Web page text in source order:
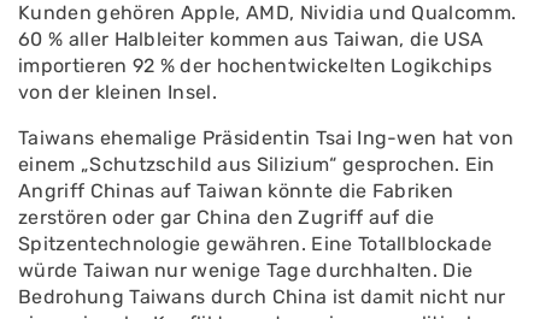
Kunden gehören Apple, AMD, Nividia und Qualcomm.
60 % aller Halbleiter kommen aus Taiwan, die USA
importieren 92 % der hochentwickelten Logikchips
von der kleinen Insel.
Taiwans ehemalige Präsidentin Tsai Ing-wen hat von
einem „Schutzschild aus Silizium“ gesprochen. Ein
Angriff Chinas auf Taiwan könnte die Fabriken
zerstören oder gar China den Zugriff auf die
Spitzentechnologie gewähren. Eine Totallblockade
würde Taiwan nur wenige Tage durchhalten. Die
Bedrohung Taiwans durch China ist damit nicht nur